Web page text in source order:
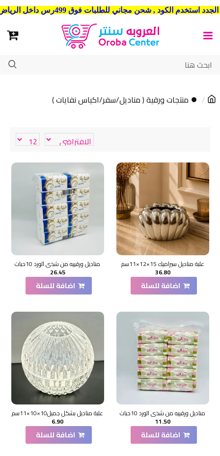
شحن مجاني للطلبات فوق 499رس داخل الرياض . وشحن الي جميع مدن المملكة العربية السعودية
⏺ منتجات ورقية ( مناديل/سفر/اكياس نفايات )
علبة مناديل سيراميك 15×12×11سم
36.80
اضافة للسلة
مناديل ورقييه من شذي الورد 10حبات
26.45
اضافة للسلة
مناديل ورقييه من شذي الورد 10حبات
11.50
اضافة للسلة
علبة مناديل بشكل جميل10×10×11سم
6.90
اضافة للسلة